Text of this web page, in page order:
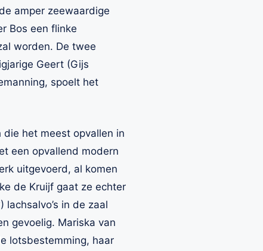
amper zeewaardige
Bos een flinke
worden. De twee
Geert (Gijs
spoelt het
het meest opvallen in
een opvallend modern
uitgevoerd, al komen
de Kruijf gaat ze echter
in de zaal
gevoelig. Mariska van
lotsbestemming, haar